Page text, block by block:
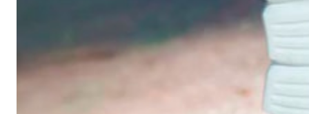
Bare en uke igjen – "wow"! Denne uken vil jeg at du
virkelig skal kjenne etter den gode følelsen etter hver
treningsøkt, være stolt og fornøyd med deg selv for at du har